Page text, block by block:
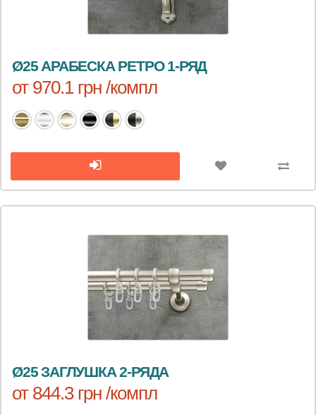
Ø25 АРАБЕСКА РЕТРО 1-РЯД
от 970.1 грн /компл
Ø25 ЗАГЛУШКА 2-РЯДА
от 844.3 грн /компл